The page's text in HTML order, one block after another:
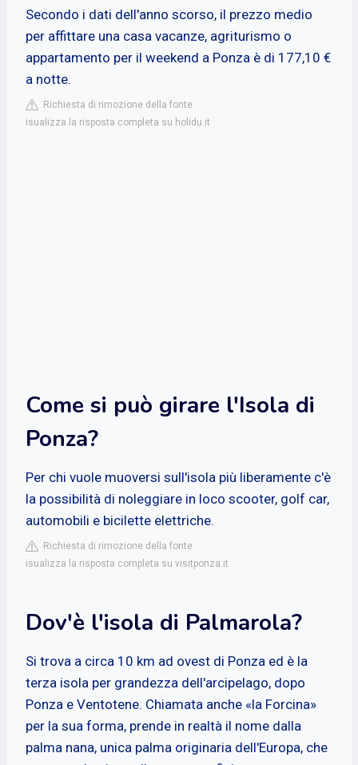
Secondo i dati dell'anno scorso, il prezzo medio
per affittare una casa vacanze, agriturismo o
appartamento per il weekend a Ponza è di 177,10 €
a notte.
Richiesta di rimozione della fonte
isualizza la risposta completa su holidu.it
Come si può girare l'Isola di
Ponza?
Per chi vuole muoversi sull'isola più liberamente c'è
la possibilità di noleggiare in loco scooter, golf car,
automobili e bicilette elettriche.
Richiesta di rimozione della fonte
isualizza la risposta completa su visitponza.it
Dov'è l'isola di Palmarola?
Si trova a circa 10 km ad ovest di Ponza ed è la
terza isola per grandezza dell'arcipelago, dopo
Ponza e Ventotene. Chiamata anche «la Forcina»
per la sua forma, prende in realtà il nome dalla
palma nana, unica palma originaria dell'Europa, che